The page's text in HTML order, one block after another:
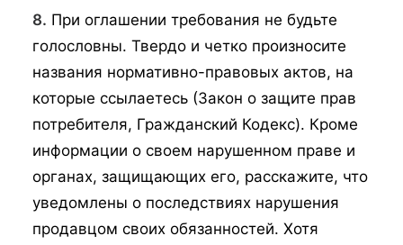
8. При оглашении требования не будьте
голословны. Твердо и четко произносите
названия нормативно-правовых актов, на
которые ссылаетесь (Закон о защите прав
потребителя, Гражданский Кодекс). Кроме
информации о своем нарушенном праве и
органах, защищающих его, расскажите, что
уведомлены о последствиях нарушения
продавцом своих обязанностей. Хотя